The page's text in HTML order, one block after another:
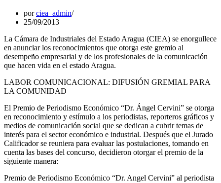
porciea_admin
25/09/2013
La Cámara de Industriales del Estado Aragua (CIEA) se enorgullece
en anunciar los reconocimientos que otorga este gremio al
desempeño empresarial y de los profesionales de la comunicación
que hacen vida en el estado Aragua.
LABOR COMUNICACIONAL: DIFUSIÓN GREMIAL PARA
LA COMUNIDAD
El Premio de Periodismo Económico “Dr. Ángel Cervini” se otorga
en reconocimiento y estímulo a los periodistas, reporteros gráficos y
medios de comunicación social que se dedican a cubrir temas de
interés para el sector económico e industrial. Después que el Jurado
Calificador se reuniera para evaluar las postulaciones, tomando en
cuenta las bases del concurso, decidieron otorgar el premio de la
siguiente manera:
Premio de Periodismo Económico “Dr. Angel Cervini” al periodista